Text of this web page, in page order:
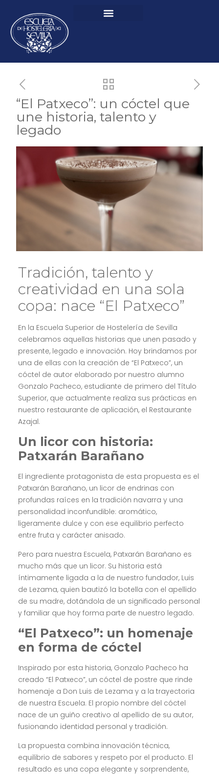
“El Patxeco”: un cóctel que
une historia, talento y
legado
Tradición, talento y
creatividad en una sola
copa: nace “El Patxeco”
En la Escuela Superior de Hostelería de Sevilla
celebramos aquellas historias que unen pasado y
presente, legado e innovación. Hoy brindamos por
una de ellas con la creación de “El Patxeco”, un
cóctel de autor elaborado por nuestro alumno
Gonzalo Pacheco, estudiante de primero del Título
Superior, que actualmente realiza sus prácticas en
nuestro restaurante de aplicación, el Restaurante
Azajal.
Un licor con historia:
Patxarán Barañano
El ingrediente protagonista de esta propuesta es el
Patxarán Barañano, un licor de endrinas con
profundas raíces en la tradición navarra y una
personalidad inconfundible: aromático,
ligeramente dulce y con ese equilibrio perfecto
entre fruta y carácter anisado.
Pero para nuestra Escuela, Patxarán Barañano es
mucho más que un licor. Su historia está
íntimamente ligada a la de nuestro fundador, Luis
de Lezama, quien bautizó la botella con el apellido
de su madre, dotándola de un significado personal
y familiar que hoy forma parte de nuestro legado.
“El Patxeco”: un homenaje
en forma de cóctel
Inspirado por esta historia, Gonzalo Pacheco ha
creado “El Patxeco”, un cóctel de postre que rinde
homenaje a Don Luis de Lezama y a la trayectoria
de nuestra Escuela. El propio nombre del cóctel
nace de un guiño creativo al apellido de su autor,
fusionando identidad personal y tradición.
La propuesta combina innovación técnica,
equilibrio de sabores y respeto por el producto. El
resultado es una copa elegante y sorprendente,